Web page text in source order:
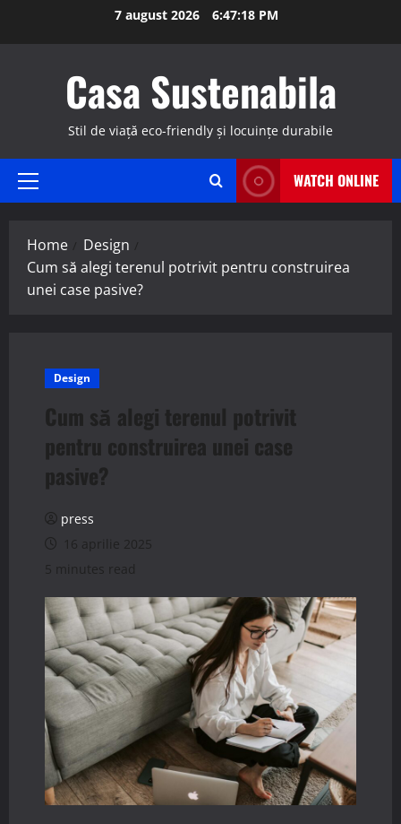
7 august 2026 6:47:19 PM
Casa Sustenabila
Stil de viață eco-friendly și locuințe durabile
Primary
WATCH ONLINE
Home
Design
Cum să alegi terenul potrivit pentru construirea
unei case pasive?
Design
Cum să alegi terenul potrivit
pentru construirea unei case
pasive?
press
16 aprilie 2025
5 minutes read